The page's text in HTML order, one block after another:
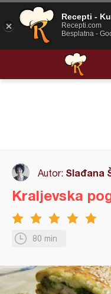
Autor: Slađana
80 min
Kraljevska
Recepti -
Recepti.com
Besplatna -